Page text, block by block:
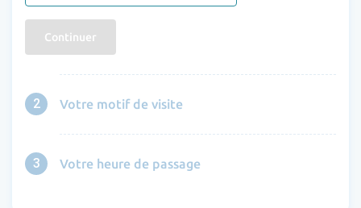
Continuer
2 Votre motif de visite
3 Votre heure de passage